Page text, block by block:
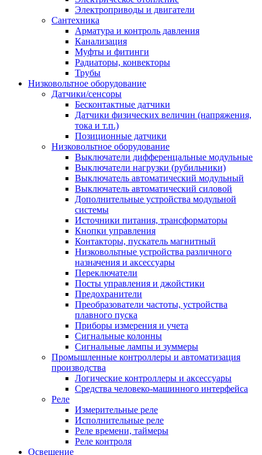
Электроприводы и двигатели
Сантехника
Арматура и контроль давления
Канализация
Муфты и фитинги
Радиаторы, конвекторы
Трубы
Низковольтное оборудование
Датчики/сенсоры
Бесконтактные датчики
Датчики физических величин (напряжения,
тока и т.п.)
Позиционные датчики
Низковольтное оборудование
Выключатели дифференцальные модульные
Выключатели нагрузки (рубильники)
Выключатель автоматический модульный
Выключатель автоматический силовой
Дополнительные устройства модульной
системы
Источники питания, трансформаторы
Кнопки управления
Контакторы, пускатель магнитный
Низковольтные устройства различного
назначения и аксессуары
Переключатели
Посты управления и джойстики
Предохранители
Преобразователи частоты, устройства
плавного пуска
Приборы измерения и учета
Сигнальные колонны
Сигнальные лампы и зуммеры
Промышленные контроллеры и автоматизация
производства
Логические контроллеры и аксессуары
Средства человеко-машинного интерфейса
Реле
Измерительные реле
Исполнительные реле
Реле времени, таймеры
Реле контроля
Освещение